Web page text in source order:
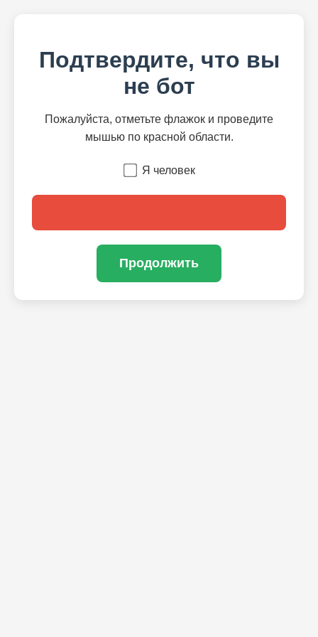
Подтвердите, что вы
не бот
Пожалуйста, отметьте флажок и проведите
мышью по красной области.
Я человек
Продолжить